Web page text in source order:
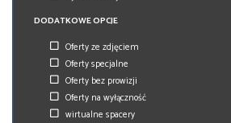
DODATKOWE OPCJE
Oferty ze zdjęciem
Oferty specjalne
Oferty bez prowizji
Oferty na wyłączność
wirtualne spacery